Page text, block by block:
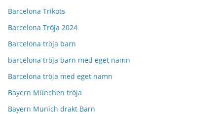
Barcelona Trikots
Barcelona Tröja 2024
Barcelona tröja barn
barcelona tröja barn med eget namn
Barcelona tröja med eget namn
Bayern München tröja
Bayern Munich drakt Barn